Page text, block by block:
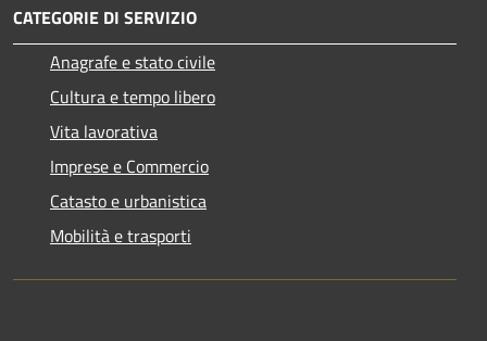
CATEGORIE DI SERVIZIO
Anagrafe e stato civile
Cultura e tempo libero
Vita lavorativa
Imprese e Commercio
Catasto e urbanistica
Mobilità e trasporti